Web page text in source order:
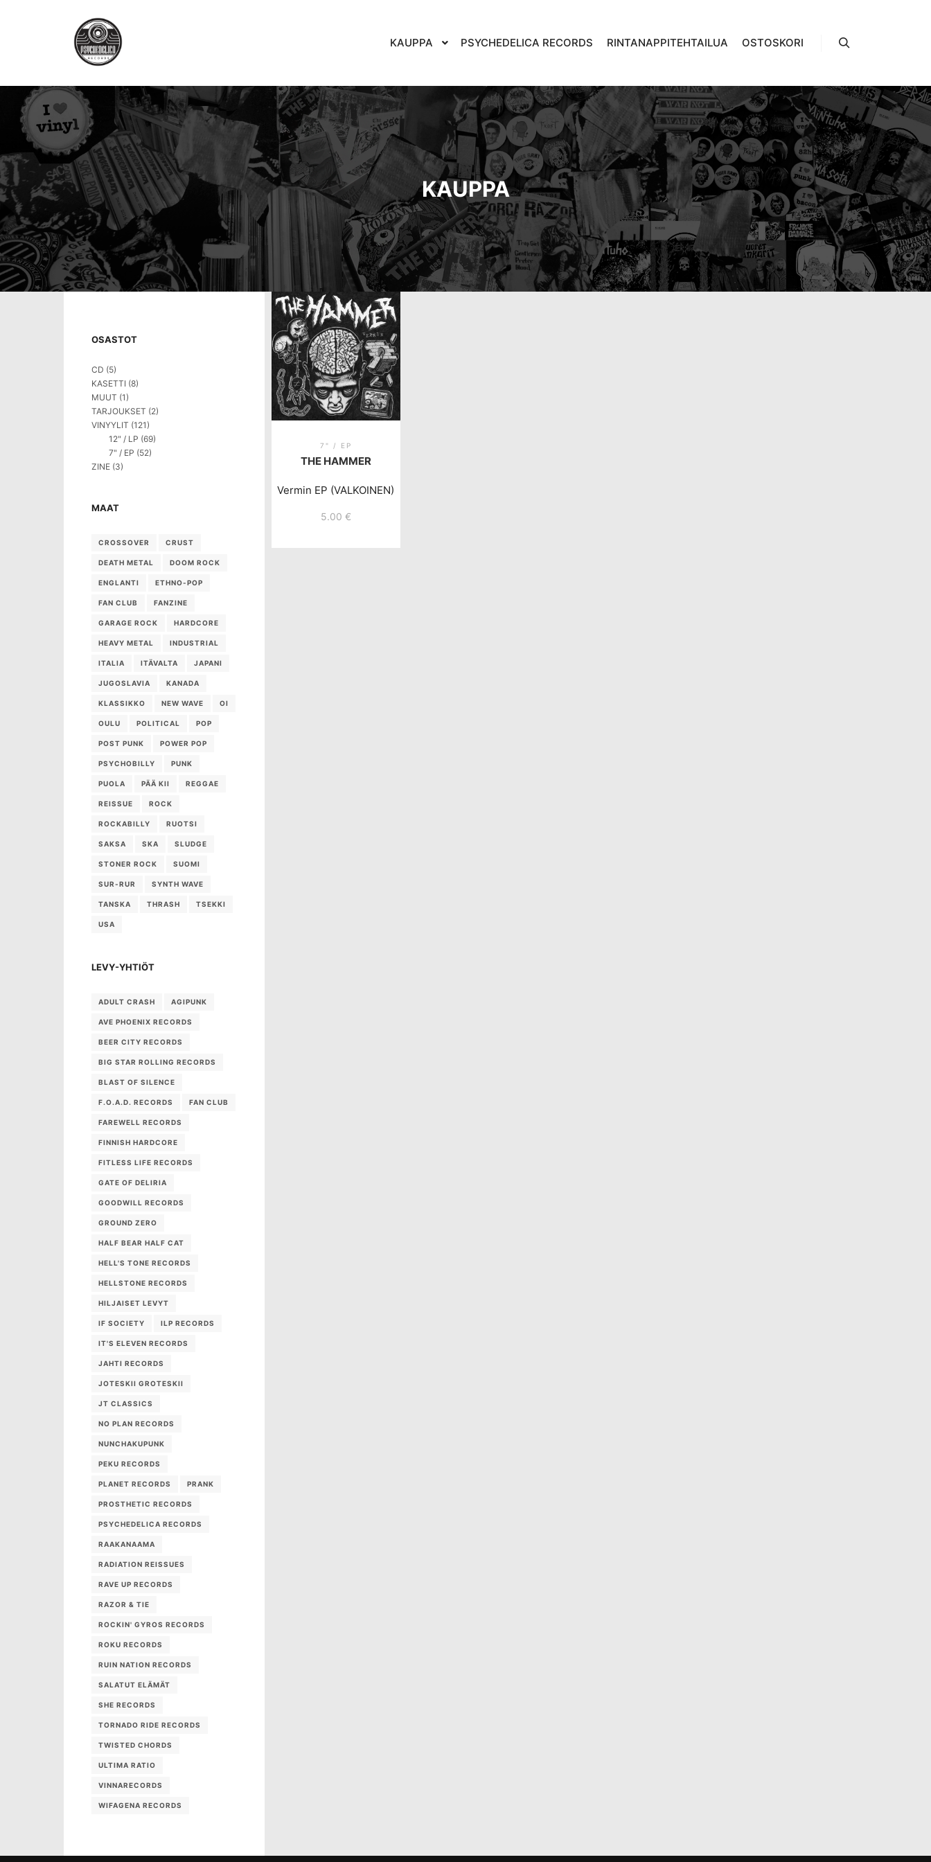
KAUPPA PSYCHEDELICA RECORDS RINTANAPPITEHTAILUA OSTOSKORI
KAUPPA
7" / EP
THE HAMMER
Vermin EP (VALKOINEN)
5.00 €
OSASTOT
CD (5)
KASETTI (8)
MUUT (1)
TARJOUKSET (2)
VINYYLIT (121)
12" / LP (69)
7" / EP (52)
ZINE (3)
MAAT
CROSSOVER CRUST
DEATH METAL DOOM ROCK
ENGLANTI ETHNO-POP
FAN CLUB FANZINE
GARAGE ROCK HARDCORE
HEAVY METAL INDUSTRIAL
ITALIA ITÄVALTA JAPANI
JUGOSLAVIA KANADA
KLASSIKKO NEW WAVE OI
OULU POLITICAL POP
POST PUNK POWER POP
PSYCHOBILLY PUNK
PUOLA PÄÄ KII REGGAE
REISSUE ROCK
ROCKABILLY RUOTSI
SAKSA SKA SLUDGE
STONER ROCK SUOMI
SUR-RUR SYNTH WAVE
TANSKA THRASH TSEKKI
USA
LEVY-YHTIÖT
ADULT CRASH AGIPUNK
AVE PHOENIX RECORDS
BEER CITY RECORDS
BIG STAR ROLLING RECORDS
BLAST OF SILENCE
F.O.A.D. RECORDS FAN CLUB
FAREWELL RECORDS
FINNISH HARDCORE
FITLESS LIFE RECORDS
GATE OF DELIRIA
GOODWILL RECORDS
GROUND ZERO
HALF BEAR HALF CAT
HELL'S TONE RECORDS
HELLSTONE RECORDS
HILJAISET LEVYT
IF SOCIETY ILP RECORDS
IT'S ELEVEN RECORDS
JAHTI RECORDS
JOTESKII GROTESKII
JT CLASSICS
NO PLAN RECORDS
NUNCHAKUPUNK
PEKU RECORDS
PLANET RECORDS PRANK
PROSTHETIC RECORDS
PSYCHEDELICA RECORDS
RAAKANAAMA
RADIATION REISSUES
RAVE UP RECORDS
RAZOR & TIE
ROCKIN' GYROS RECORDS
ROKU RECORDS
RUIN NATION RECORDS
SALATUT ELÄMÄT
SHE RECORDS
TORNADO RIDE RECORDS
TWISTED CHORDS
ULTIMA RATIO
VINNARECORDS
WIFAGENA RECORDS